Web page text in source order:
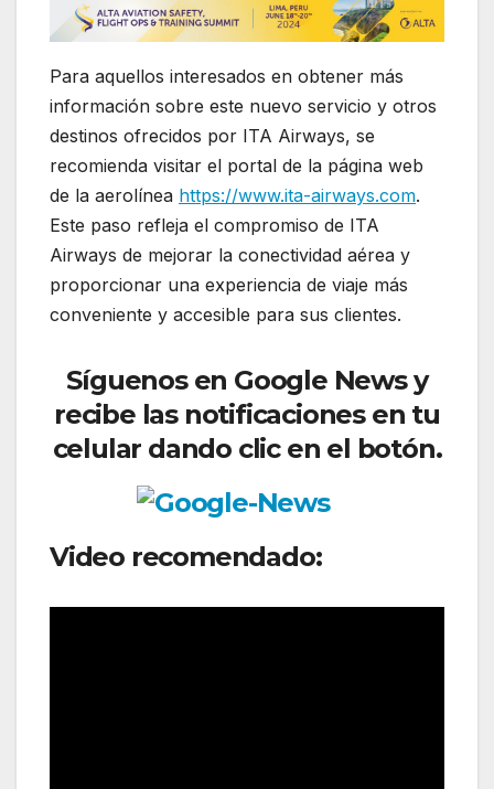
Para aquellos interesados en obtener más
información sobre este nuevo servicio y otros
destinos ofrecidos por ITA Airways, se
recomienda visitar el portal de la página web
de la aerolínea https://www.ita-airways.com.
Este paso refleja el compromiso de ITA
Airways de mejorar la conectividad aérea y
proporcionar una experiencia de viaje más
conveniente y accesible para sus clientes.
Síguenos en Google News y
recibe las notificaciones en tu
celular dando clic en el botón.
Video recomendado: